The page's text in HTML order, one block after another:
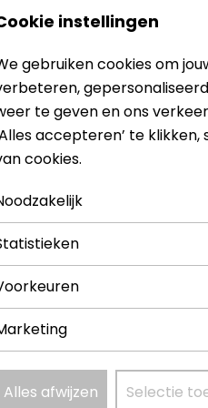
protectors
warm genoeg. Heeft
bol gaat staan, maar
instellingen
gebruiken cookies om
te geven en ons
accepteren’ te
cookies.
Alles afwijzen Selectie